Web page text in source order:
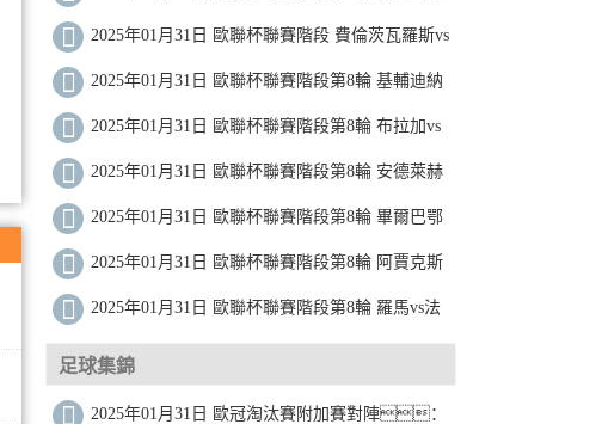
多戈雷茨 全場錄像
2025年01月31日 歐聯杯聯賽階段 費倫茨瓦羅斯vs
阿爾克馬爾 全場錄像
2025年01月31日 歐聯杯聯賽階段第8輪 基輔迪納
摩vs列加斯 全場錄像
2025年01月31日 歐聯杯聯賽階段第8輪 布拉加vs
拉齊奧 全場錄像
2025年01月31日 歐聯杯聯賽階段第8輪 安德萊赫
特vs霍芬海姆 全場錄像
2025年01月31日 歐聯杯聯賽階段第8輪 畢爾巴鄂
競技vs比爾森 全場錄像
2025年01月31日 歐聯杯聯賽階段第8輪 阿賈克斯
vs加拉塔薩雷 全場錄像
2025年01月31日 歐聯杯聯賽階段第8輪 羅馬vs法
蘭克福 全場錄像
足球集錦
2025年01月31日 歐冠淘汰賽附加賽對陣：